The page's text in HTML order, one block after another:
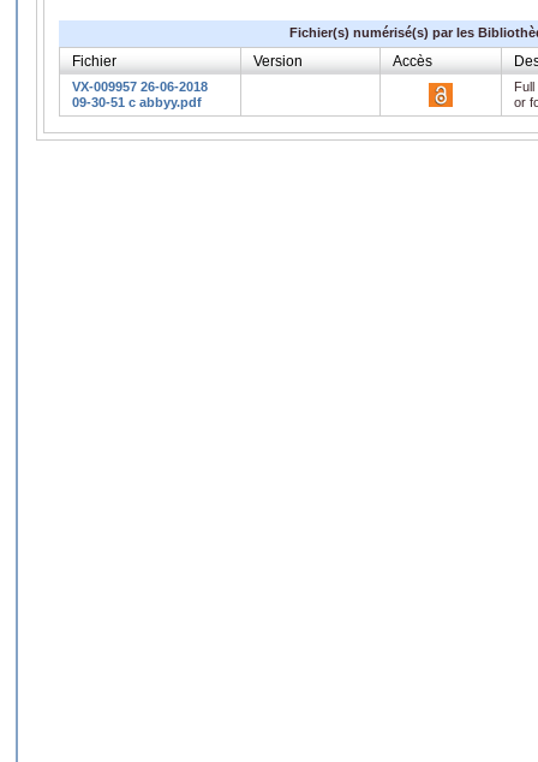
Fichier(s) numérisé(s) par les
Fichier Version Accès
VX-009957 26-06-2018
09-30-51 c abbyy.pdf
or